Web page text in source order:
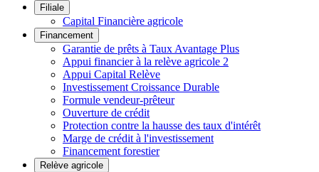
Filiale
Capital Financière agricole
Financement
Garantie de prêts à Taux Avantage Plus
Appui financier à la relève agricole 2
Appui Capital Relève
Investissement Croissance Durable
Formule vendeur-prêteur
Ouverture de crédit
Protection contre la hausse des taux d'intérêt
Marge de crédit à l'investissement
Financement forestier
Relève agricole